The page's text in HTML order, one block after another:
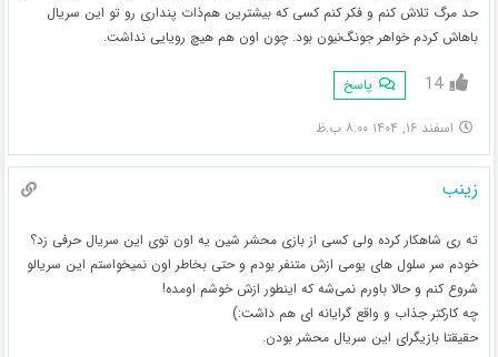
حد مرگ تلاش کنم و فکر کنم کسی که بیشترین هم‌ذات پنداری رو تو این سریال
باهاش کردم خواهر جونگ‌نیون بود. چون اون هم هیچ رویایی نداشت.
14 پاسخ
اسفند ۱۶, ۱۴۰۴ ۸:۰۰ ب.ظ
زینب
ته ری شاهکار کرده ولی کسی از بازی محشر شین یه اون توی این سریال حرفی زد؟
خودم سر سلول های یومی ازش متنفر بودم و حتی بخاطر اون نمیخواستم این سریالو
شروع کنم و حالا باورم نمی‌شه که اینطور ازش خوشم اومده!
چه کارکتر جذاب و واقع گرایانه ای هم داشت:)
حقیقتا بازیگرای این سریال محشر بودن.